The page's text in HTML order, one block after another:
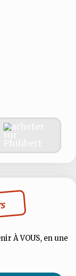
À VOUS, en une